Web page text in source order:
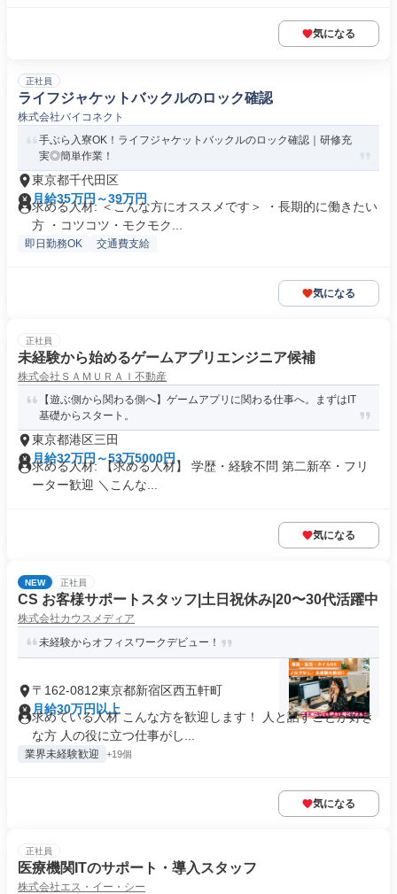
気になる
正社員
ライフジャケットバックルのロック確認
株式会社バイコネクト
手ぶら入寮OK！ライフジャケットバックルのロック確認｜研修充
実◎簡単作業！
東京都千代田区
月給35万円～39万円
求める人材: ＜こんな方にオススメです＞ ・長期的に働きたい
方 ・コツコツ・モクモク...
即日勤務OK 交通費支給
気になる
正社員
未経験から始めるゲームアプリエンジニア候補
株式会社ＳＡＭＵＲＡＩ不動産
【遊ぶ側から関わる側へ】ゲームアプリに関わる仕事へ。まずはIT
基礎からスタート。
東京都港区三田
月給32万円～53万5000円
求める人材: 【求める人材】 学歴・経験不問 第二新卒・フリ
ーター歓迎 ＼こんな...
気になる
NEW 正社員
CS お客様サポートスタッフ|土日祝休み|20〜30代活躍中
株式会社カウスメディア
未経験からオフィスワークデビュー！
〒162-0812東京都新宿区西五軒町
月給30万円以上
求めている人材 こんな方を歓迎します！ 人と話すことが好き
な方 人の役に立つ仕事がし...
業界未経験歓迎 +19個
気になる
正社員
医療機関ITのサポート・導入スタッフ
株式会社エス・イー・シー